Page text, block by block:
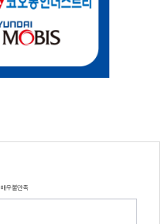
매우불만족